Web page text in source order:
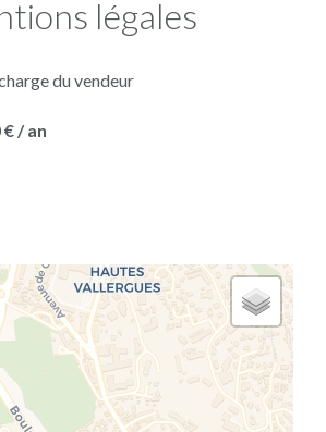
légales
du vendeur
€ / an